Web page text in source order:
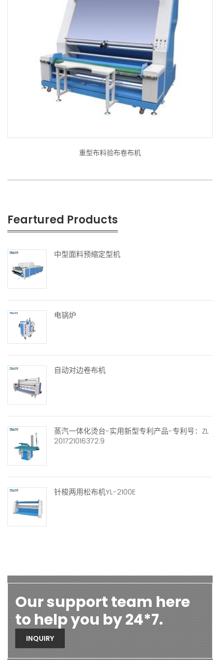
重型布料验布卷布机
Feartured Products
中型面料预缩定型机
电锅炉
自动对边卷布机
蒸汽一体化烫台-实用新型专利产品-专利号：ZL
201721016372.9
针梭两用松布机YL-2100E
Our support team here
to help you by 24*7.
INQUIRY